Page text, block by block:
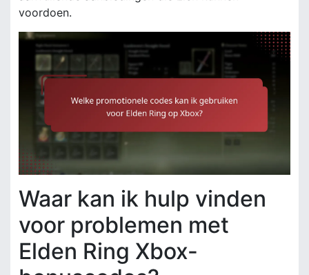
voordoen.
Waar kan ik hulp vinden
voor problemen met
Elden Ring Xbox-